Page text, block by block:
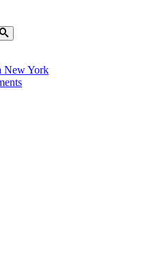
New York